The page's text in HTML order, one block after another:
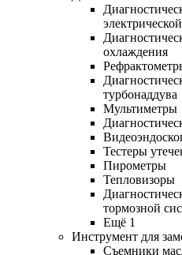
охлаждения
турбонаддува
Мультиметры
Тестеры
Пирометры
Тепловизоры
тормозной
Ещё 1
Инструмент для
Съемники